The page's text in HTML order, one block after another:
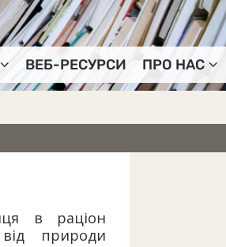
ВЕБ-РЕСУРСИ ПРО НАС
в раціон
природи